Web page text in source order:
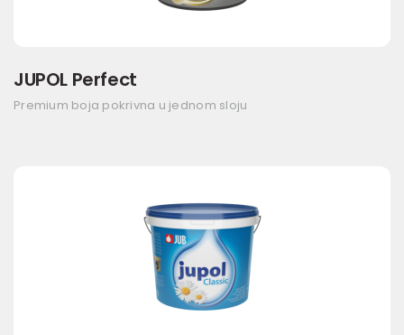
JUPOL Perfect
Premium boja pokrivna u jednom sloju